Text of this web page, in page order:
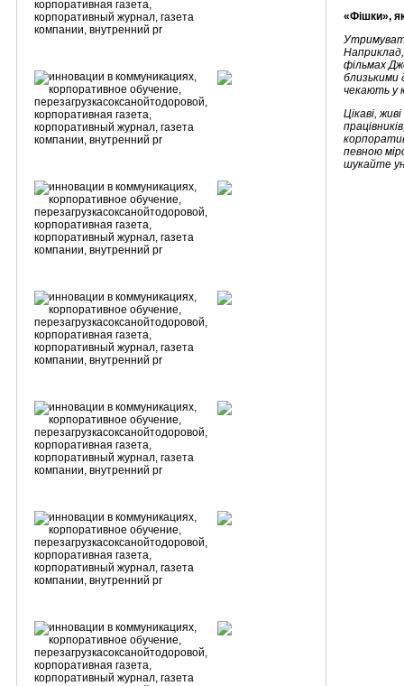
«Фішки»,
фільмах
близькими
чекають у
Цікаві,
певною
шукайте